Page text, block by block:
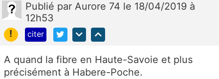
Publié par Aurore 74 le 18/04/2019 à
12h53
!
citer
A quand la fibre en Haute-Savoie et plus
précisément à Habere-Poche.